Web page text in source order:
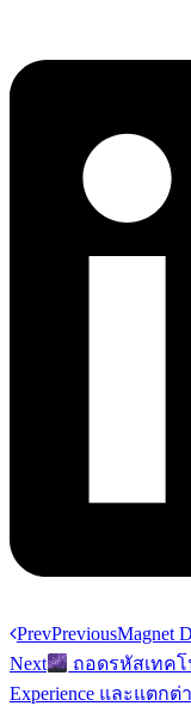
PrevPreviousMagnet
Next
ถอดรหัสเทคโ
Experience และแตกต่